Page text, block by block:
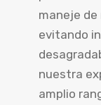
maneje
evitando
nuestra
amplio